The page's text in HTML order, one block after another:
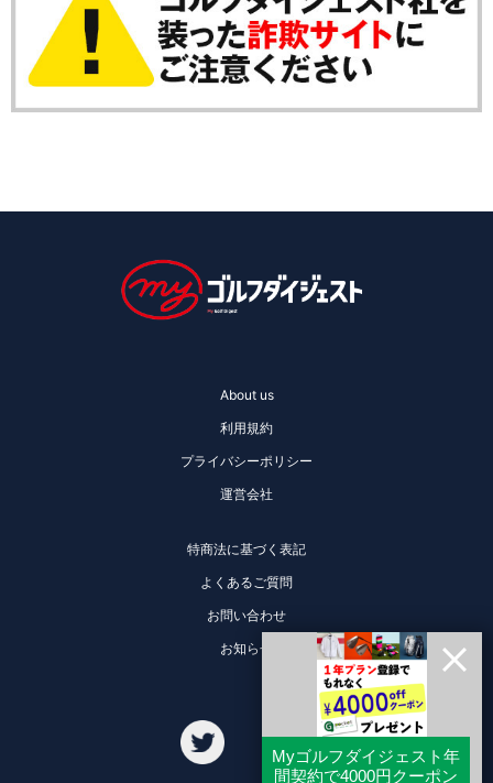
About us
利用規約
プライバシーポリシー
運営会社
特商法に基づく表記
よくあるご質問
お問い合わせ
お知らせ